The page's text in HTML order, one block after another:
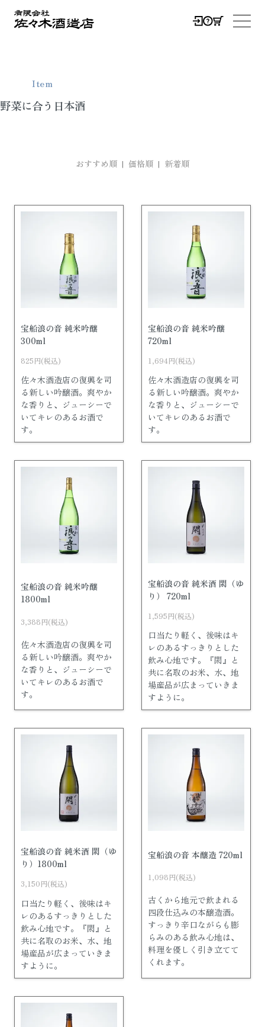
メニ
Item
野菜に合う日本酒
おすすめ順 | 価格順 | 新着順
宝船浪の音 純米吟醸
300ml
825円(税込)
佐々木酒造店の復興を司
る新しい吟醸酒。爽やか
な香りと、ジューシーで
いてキレのあるお酒で
す。
宝船浪の音 純米吟醸
720ml
1,694円(税込)
佐々木酒造店の復興を司
る新しい吟醸酒。爽やか
な香りと、ジューシーで
いてキレのあるお酒で
す。
宝船浪の音 純米吟醸
1800ml
3,388円(税込)
佐々木酒造店の復興を司
る新しい吟醸酒。爽やか
な香りと、ジューシーで
いてキレのあるお酒で
す。
宝船浪の音 純米酒 閖（ゆ
り） 720ml
1,595円(税込)
口当たり軽く、後味はキ
レのあるすっきりとした
飲み心地です。『閖』と
共に名取のお米、水、地
場産品が広まっていきま
すように。
宝船浪の音 純米酒 閖（ゆ
り）1800ml
3,150円(税込)
口当たり軽く、後味はキ
レのあるすっきりとした
飲み心地です。『閖』と
共に名取のお米、水、地
場産品が広まっていきま
すように。
宝船浪の音 本醸造 720ml
1,098円(税込)
古くから地元で飲まれる
四段仕込みの本醸造酒。
すっきり辛口ながらも膨
らみのある飲み心地は、
料理を優しく引き立てて
くれます。